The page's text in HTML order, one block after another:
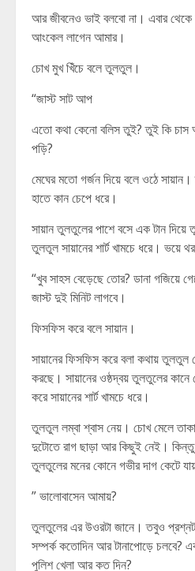
আর জীবনেও ভাই বলবো না। এবার থেকে
আংকেল লাগেন আমার।
চোখ মুখ খিঁচে বলে তুলতুল।
“জাস্ট সাট আপ
এতো কথা কেনো বলিস তুই? তুই কি চাস
পড়ি?
মেঘের মতো গর্জন দিয়ে বলে ওঠে
হাতে কান চেপে ধরে।
সায়ান তুলতুলের পাশে বসে এক টান
তুলতুল সায়ানের শার্ট খামচে ধরে। ভয়ে
“খুব সাহস বেড়েছে তোর? ডানা গজিয়ে
জাস্ট দুই মিনিট লাগবে।
ফিসফিস করে বলে সায়ান।
সায়ানের ফিসফিস করে বলা কথায়
করছে। সায়ানের ওষ্ঠদ্বয় তুলতুলের
করে সায়ানের শার্ট খামচে ধরে।
তুলতুল লম্বা শ্বাস নেয়। চোখ মেলে
দুটোতে রাগ ছাড়া আর কিছুই নেই। কিন্তু
তুলতুলের মনের কোনে গভীর দাগ কেটে
” ভালোবাসেন আমায়?
তুলতুলের এর উওরটা জানে। তবুও
সম্পর্ক কতোদিন আর টানাপোড়ে চলবে?
পুলিশ খেলা আর কত দিন?